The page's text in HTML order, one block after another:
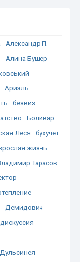
Александр П.
Алина Бушер
Ариэль
безвиз
Боливар
Леся
бухучет
жизнь
Тарасов
Демидович
дискуссия
Дульсинея